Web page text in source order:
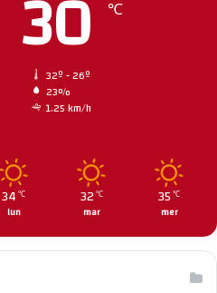
30 ℃
32º - 26º
23%
1.25 km/h
34 ℃
lun
32 ℃
mar
35 ℃
mer